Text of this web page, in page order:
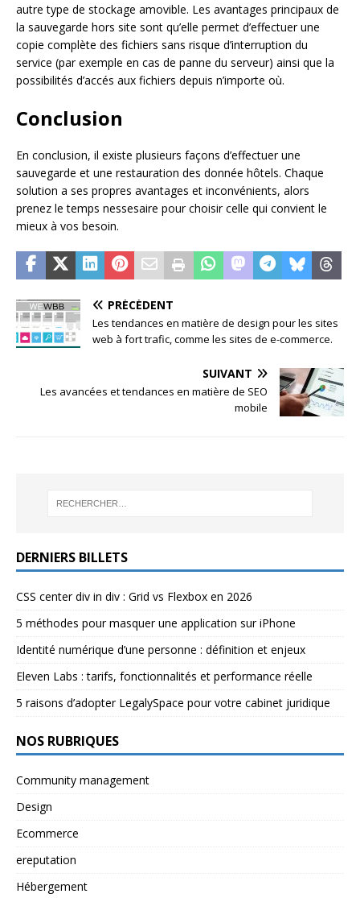
autre type de stockage amovible. Les avantages principaux de
la sauvegarde hors site sont qu’elle permet d’effectuer une
copie complète des fichiers sans risque d’interruption du
service (par exemple en cas de panne du serveur) ainsi que la
possibilités d’accés aux fichiers depuis n’importe où.
Conclusion
En conclusion, il existe plusieurs façons d’effectuer une
sauvegarde et une restauration des donnée hôtels. Chaque
solution a ses propres avantages et inconvénients, alors
prenez le temps nessesaire pour choisir celle qui convient le
mieux à vos besoin.
PRÉCÉDENT
Les tendances en matière de design pour les sites
web à fort trafic, comme les sites de e-commerce.
SUIVANT
Les avancées et tendances en matière de SEO
mobile
DERNIERS BILLETS
CSS center div in div : Grid vs Flexbox en 2026
5 méthodes pour masquer une application sur iPhone
Identité numérique d’une personne : définition et enjeux
Eleven Labs : tarifs, fonctionnalités et performance réelle
5 raisons d’adopter LegalySpace pour votre cabinet juridique
NOS RUBRIQUES
Community management
Design
Ecommerce
ereputation
Hébergement